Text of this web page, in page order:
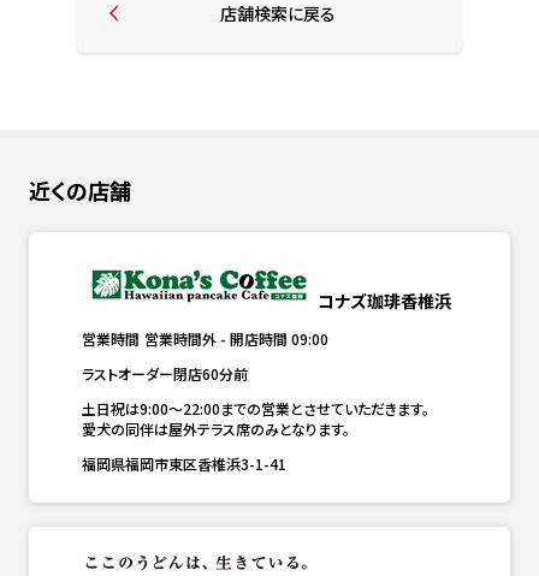
店舗検索に戻る
近くの店舗
コナズ珈琲香椎浜
営業時間 営業時間外 - 開店時間 09:00
ラストオーダー閉店60分前
土日祝は9:00～22:00までの営業とさせていただきます。
愛犬の同伴は屋外テラス席のみとなります。
福岡県福岡市東区香椎浜3-1-41